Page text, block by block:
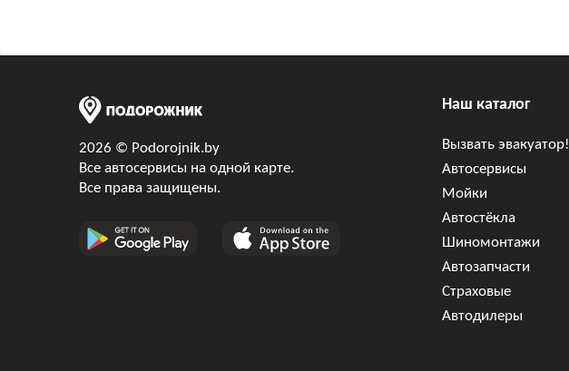
2026 © Podorojnik.by
Все автосервисы на одной карте.
Все права защищены.
Наш каталог
Вызвать эвакуатор!
Автосервисы
Мойки
Автостёкла
Шиномонтажи
Автозапчасти
Страховые
Автодилеры